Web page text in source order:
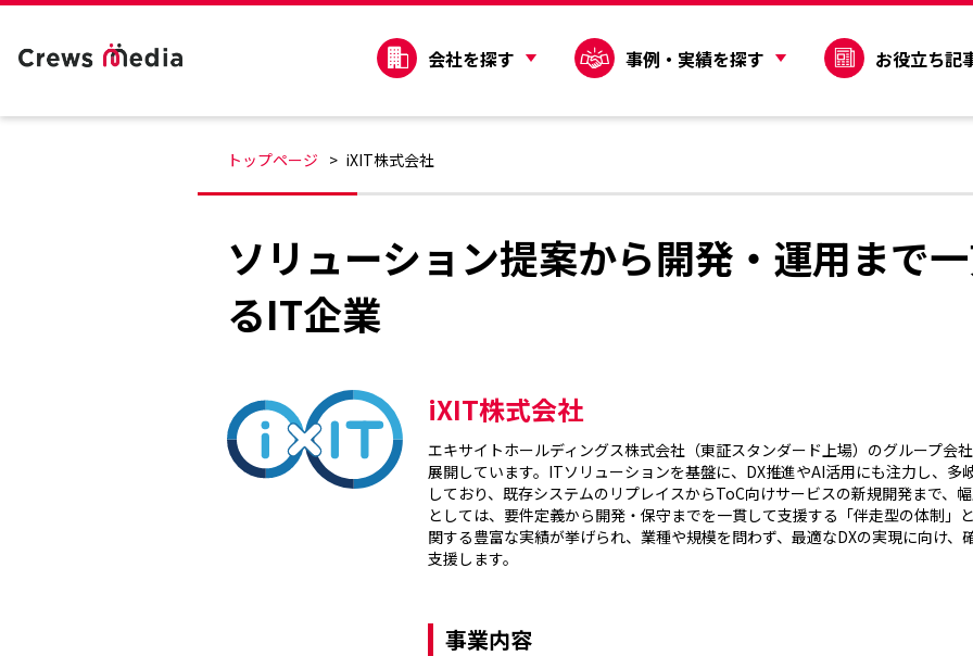
会社を探す 事例・実績を探す お役立ち記
トップページ iXIT株式会社
ソリューション提案から開発・運用まで
るIT企業
iXIT株式会社
エキサイトホールディングス株式会社（東証スタンダード上場）のグループ会
展開しています。ITソリューションを基盤に、DX推進やAI活用にも注力し、
しており、既存システムのリプレイスからToC向けサービスの新規開発まで、
としては、要件定義から開発・保守までを一貫して支援する「伴走型の体制」
関する豊富な実績が挙げられ、業種や規模を問わず、最適なDXの実現に向け、
支援します。
事業内容